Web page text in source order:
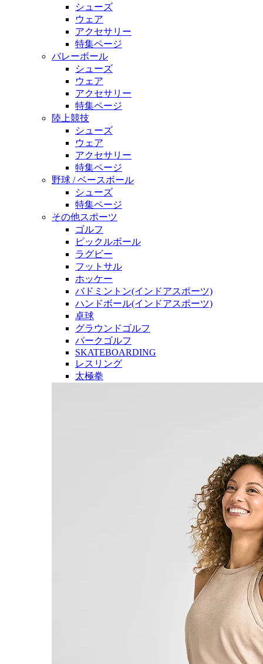
シューズ
ウェア
アクセサリー
特集ページ
バレーボール
シューズ
ウェア
アクセサリー
特集ページ
陸上競技
シューズ
ウェア
アクセサリー
特集ページ
野球 / ベースボール
シューズ
特集ページ
その他スポーツ
ゴルフ
ピックルボール
ラグビー
フットサル
ホッケー
バドミントン(インドアスポーツ)
ハンドボール(インドアスポーツ)
卓球
グラウンドゴルフ
パークゴルフ
SKATEBOARDING
レスリング
太極拳